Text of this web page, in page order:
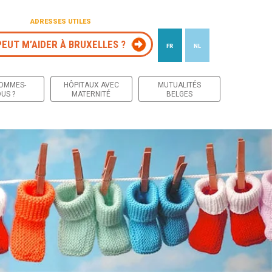
ADRESSES UTILES
M’AIDER À BRUXELLES ? FR NL
?
HÔPITAUX AVEC
MATERNITÉ
MUTUALITÉS
BELGES